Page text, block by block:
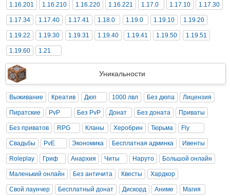
1.16.201 1.16.210 1.16.220 1.16.221 1.17.0 1.17.10 1.17.30
1.17.34 1.17.40 1.17.41 1.18.0 1.19.0 1.19.10 1.19.20
1.19.22 1.19.30 1.19.31 1.19.40 1.19.41 1.19.50 1.19.51
1.19.60 1.21
Уникальности
Выживание Креатив Дюп 1000 лвл Без дюпа Лицензия
Пиратские PvP Без PvP Донат Без доната Приваты
Без приватов RPG Кланы Херобрин Тюрьма Fly
Свадьбы PvE Экономика Бесплатная админка Ивенты
Roleplay Гриф Анархия Читы Наруто Большой онлайн
Маленький онлайн Без античита Квесты Хардкор
Свой лаунчер Бесплатный донат Дискорд Аниме Магия